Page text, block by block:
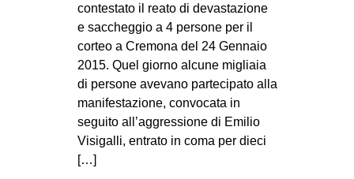
contestato il reato di devastazione
e saccheggio a 4 persone per il
corteo a Cremona del 24 Gennaio
2015. Quel giorno alcune migliaia
di persone avevano partecipato alla
manifestazione, convocata in
seguito all’aggressione di Emilio
Visigalli, entrato in coma per dieci
[…]